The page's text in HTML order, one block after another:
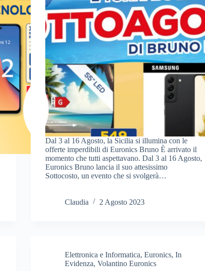
Dal 3 al 16 Agosto, la Sicilia si illumina con le
offerte imperdibili di Euronics Bruno È arrivato il
momento che tutti aspettavano. Dal 3 al 16 Agosto,
Euronics Bruno lancia il suo attesissimo
Sottocosto, un evento che si svolgerà…
Claudia 2 Agosto 2023
Elettronica e Informatica,Euronics,In
Evidenza,Volantino Euronics